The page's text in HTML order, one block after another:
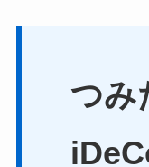
つみ